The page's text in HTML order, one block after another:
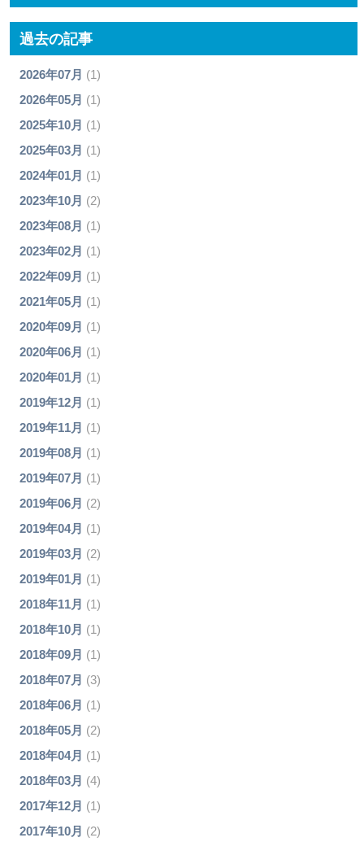
過去の記事
2026年07月 (1)
2026年05月 (1)
2025年10月 (1)
2025年03月 (1)
2024年01月 (1)
2023年10月 (2)
2023年08月 (1)
2023年02月 (1)
2022年09月 (1)
2021年05月 (1)
2020年09月 (1)
2020年06月 (1)
2020年01月 (1)
2019年12月 (1)
2019年11月 (1)
2019年08月 (1)
2019年07月 (1)
2019年06月 (2)
2019年04月 (1)
2019年03月 (2)
2019年01月 (1)
2018年11月 (1)
2018年10月 (1)
2018年09月 (1)
2018年07月 (3)
2018年06月 (1)
2018年05月 (2)
2018年04月 (1)
2018年03月 (4)
2017年12月 (1)
2017年10月 (2)